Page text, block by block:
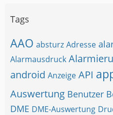
Tags
AAO absturz Adresse
Alarmausdruck
android Anzeige API
Auswertung Benutzer
DME DME-Auswertung